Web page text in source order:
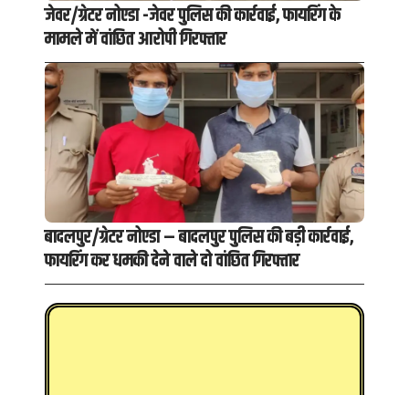
जेवर/ग्रेटर नोएडा -जेवर पुलिस की कार्रवाई, फायरिंग के
मामले में वांछित आरोपी गिरफ्तार
बादलपुर/ग्रेटर नोएडा – बादलपुर पुलिस की बड़ी कार्रवाई,
फायरिंग कर धमकी देने वाले दो वांछित गिरफ्तार